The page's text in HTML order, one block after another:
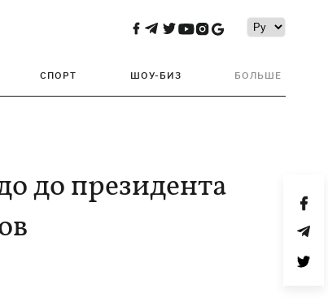
СПОРТ ШОУ-БИЗ БОЛЬШЕ
до президента